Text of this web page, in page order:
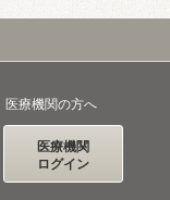
医療機関の方へ
医療機関
ログイン